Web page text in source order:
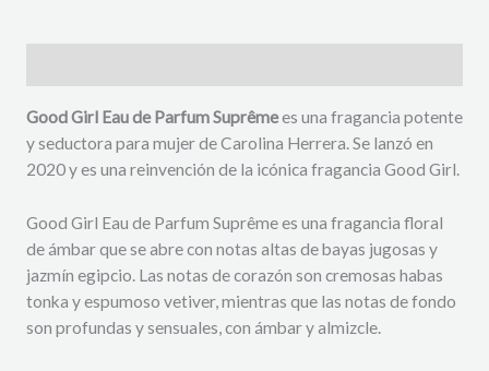
Good Girl Eau de Parfum Suprêmees una fragancia potente
y seductora para mujer de Carolina Herrera. Se lanzó en
2020 y es una reinvención de la icónica fragancia Good Girl.
Good Girl Eau de Parfum Suprême es una fragancia floral
de ámbar que se abre con notas altas de bayas jugosas y
jazmín egipcio. Las notas de corazón son cremosas habas
tonka y espumoso vetiver, mientras que las notas de fondo
son profundas y sensuales, con ámbar y almizcle.